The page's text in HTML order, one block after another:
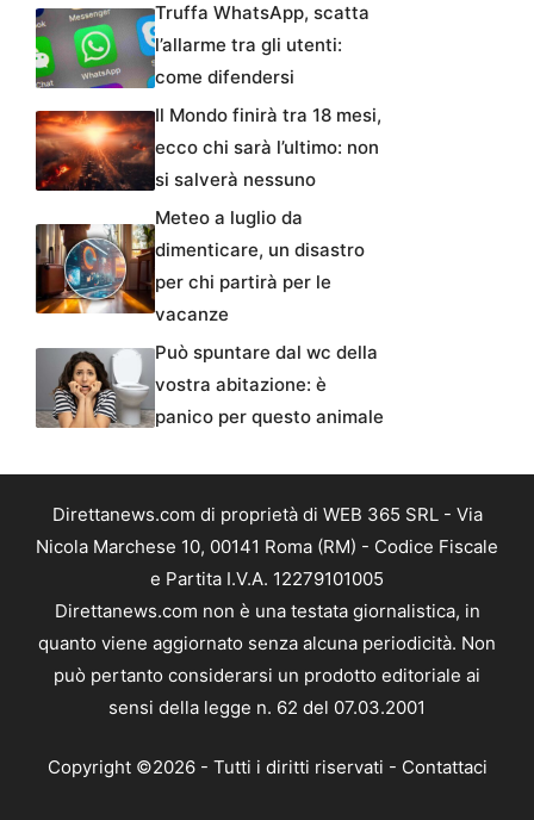
Truffa WhatsApp, scatta
l’allarme tra gli utenti:
come difendersi
Il Mondo finirà tra 18 mesi,
ecco chi sarà l’ultimo: non
si salverà nessuno
Meteo a luglio da
dimenticare, un disastro
per chi partirà per le
vacanze
Può spuntare dal wc della
vostra abitazione: è
panico per questo animale
Direttanews.com di proprietà di WEB 365 SRL - Via
Nicola Marchese 10, 00141 Roma (RM) - Codice Fiscale
e Partita I.V.A. 12279101005
Direttanews.com non è una testata giornalistica, in
quanto viene aggiornato senza alcuna periodicità. Non
può pertanto considerarsi un prodotto editoriale ai
sensi della legge n. 62 del 07.03.2001
Copyright ©2026 - Tutti i diritti riservati - Contattaci